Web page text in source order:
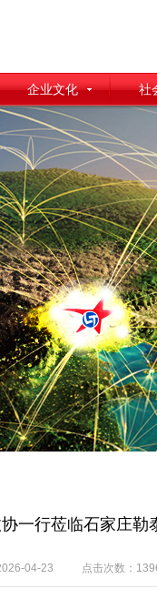
企业文化 社
一行莅临石家庄勒
04-23 点击次数：